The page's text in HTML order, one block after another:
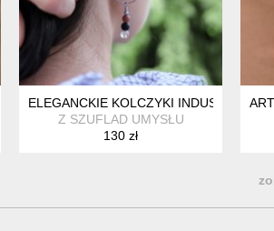
ZAKŁADKA NA PREZENT Z
ELEGANCKIE KOLCZYKI
Z SZUFLAD UMYSŁU
130 zł